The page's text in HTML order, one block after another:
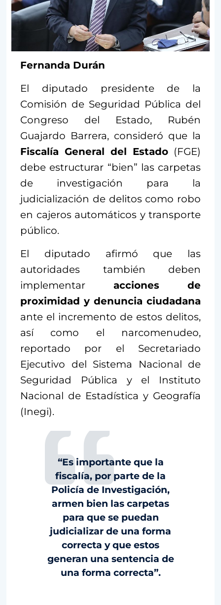
Fernanda Durán
El diputado presidente de la
Comisión de Seguridad Pública del
Congreso del Estado, Rubén
Guajardo Barrera, consideró que la
Fiscalía General del Estado (FGE)
debe estructurar “bien” las carpetas
de investigación para la
judicialización de delitos como robo
en cajeros automáticos y transporte
público.
El diputado afirmó que las
autoridades también deben
implementar acciones de
proximidad y denuncia ciudadana
ante el incremento de estos delitos,
así como el narcomenudeo,
reportado por el Secretariado
Ejecutivo del Sistema Nacional de
Seguridad Pública y el Instituto
Nacional de Estadística y Geografía
(Inegi).
“Es importante que la
fiscalía, por parte de la
Policía de Investigación,
armen bien las carpetas
para que se puedan
judicializar de una forma
correcta y que estos
generan una sentencia de
una forma correcta”.